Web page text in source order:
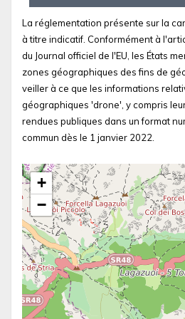
La réglementation présente sur la
à titre indicatif. Conformément à
du Journal officiel de l'EU, les États
zones géographiques des fins de
veiller à ce que les informations
géographiques 'drone', y compris
rendues publiques dans un format
commun dès le 1 janvier 2022.